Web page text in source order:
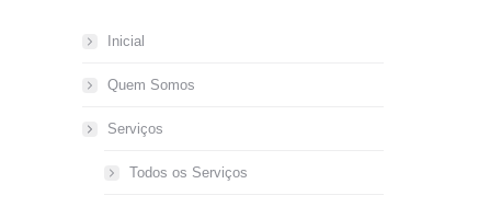
Inicial
Quem Somos
Serviços
Todos os Serviços